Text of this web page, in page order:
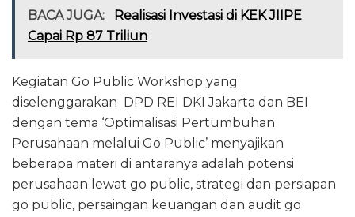
BACA JUGA:
Realisasi Investasi di KEK JIIPE
Capai Rp 87 Triliun
Kegiatan Go Public Workshop yang
diselenggarakan DPD REI DKI Jakarta dan BEI
dengan tema ‘Optimalisasi Pertumbuhan
Perusahaan melalui Go Public’ menyajikan
beberapa materi di antaranya adalah potensi
perusahaan lewat go public, strategi dan persiapan
go public, persaingan keuangan dan audit go